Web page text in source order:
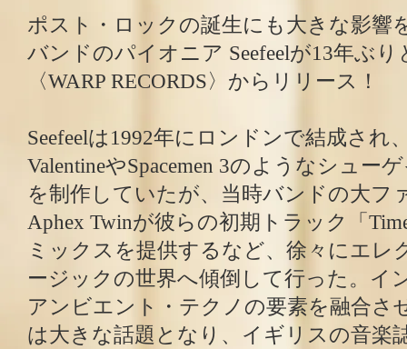
ポスト・ロックの誕生にも大きな影響
バンドのパイオニア Seefeelが13年ぶ
〈WARP RECORDS〉からリリース！
Seefeelは1992年にロンドンで結成され
ValentineやSpacemen 3のようなシュー
を制作していたが、当時バンドの大フ
Aphex Twinが彼らの初期トラック「
ミックスを提供するなど、徐々にエレ
ージックの世界へ傾倒して行った。イ
アンビエント・テクノの要素を融合さ
は大きな話題となり、イギリスの音楽